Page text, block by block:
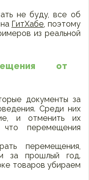
не буду, все об
ГитХабе, поэтому
из реальной
от
документы за
Среди них
и отменить их
что перемещения
перемещения,
за прошлый год.
товаров убираем